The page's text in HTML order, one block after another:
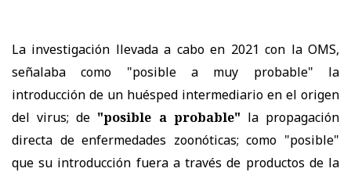
La investigación llevada a cabo en 2021 con la OMS,
señalaba como "posible a muy probable" la
introducción de un huésped intermediario en el origen
del virus; de "posible a probable" la propagación
directa de enfermedades zoonóticas; como "posible"
que su introducción fuera a través de productos de la